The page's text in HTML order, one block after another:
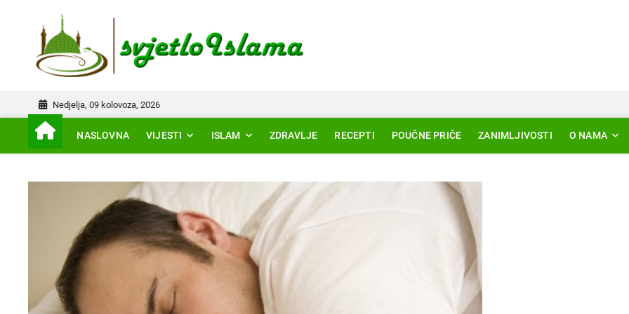
Nedjelja, 09 kolovoza, 2026
NASLOVNA VIJESTI ISLAM ZDRAVLJE RECEPTI POUČNE PRIČE ZANIMLJIVOSTI O NAMA